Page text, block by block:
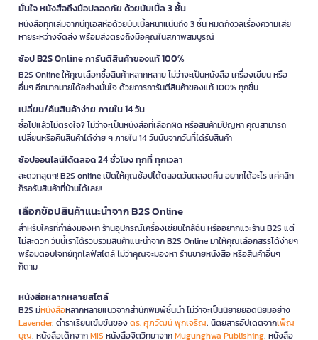
มั่นใจ หนังสือถึงมือปลอดภัย ด้วยบับเบิ้ล 3 ชั้น
หนังสือทุกเล่มจากบีทูเอสห่อด้วยบับเบิ้ลหนาแน่นถึง 3 ชั้น หมดกังวลเรื่องความเสีย
หายระหว่างจัดส่ง พร้อมส่งตรงถึงมือคุณในสภาพสมบูรณ์
ช้อป B2S Online การันตีสินค้าของแท้ 100%
B2S Online ให้คุณเลือกซื้อสินค้าหลากหลาย ไม่ว่าจะเป็นหนังสือ เครื่องเขียน หรือ
อื่นๆ อีกมากมายได้อย่างมั่นใจ ด้วยการการันตีสินค้าของแท้ 100% ทุกชิ้น
เปลี่ยน/คืนสินค้าง่าย ภายใน 14 วัน
ซื้อไปแล้วไม่ตรงใจ? ไม่ว่าจะเป็นหนังสือที่เลือกผิด หรือสินค้ามีปัญหา คุณสามารถ
เปลี่ยนหรือคืนสินค้าได้ง่าย ๆ ภายใน 14 วันนับจากวันที่ได้รับสินค้า
ช้อปออนไลน์ได้ตลอด 24 ชั่วโมง ทุกที่ ทุกเวลา
สะดวกสุดๆ! B2S online เปิดให้คุณช้อปได้ตลอดวันตลอดคืน อยากได้อะไร แค่คลิก
ก็รอรับสินค้าที่บ้านได้เลย!
เลือกช้อปสินค้าแนะนำจาก B2S Online
สำหรับใครที่กำลังมองหา ร้านอุปกรณ์เครื่องเขียนใกล้ฉัน หรืออยากแวะร้าน B2S แต่
ไม่สะดวก วันนี้เราได้รวบรวมสินค้าแนะนำจาก B2S Online มาให้คุณเลือกสรรได้ง่ายๆ
พร้อมตอบโจทย์ทุกไลฟ์สไตล์ ไม่ว่าคุณจะมองหา ร้านขายหนังสือ หรือสินค้าอื่นๆ
ก็ตาม
หนังสือหลากหลายสไตล์
B2S มีหนังสือหลากหลายแนวจากสำนักพิมพ์ชั้นนำ ไม่ว่าจะเป็นนิยายยอดนิยมอย่าง
Lavender, ตำราเรียนเข้มข้นของดร. ศุภวัฒน์ พุกเจริญ, นิตยสารอัปเดตจากเพ็ญ
บุญ, หนังสือเด็กจากMIS หนังสือจิตวิทยาจากMugunghwa Publishing, หนังสือ